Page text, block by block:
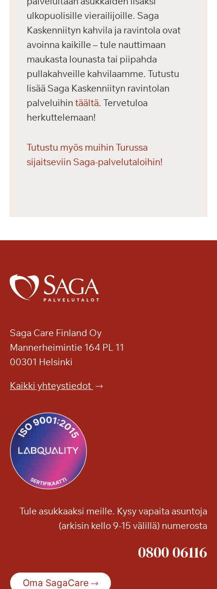
ulkopuolisille vierailijoille. Saga
Kaskenniityn kahvila ja ravintola ovat
avoinna kaikille – tule nauttimaan
maukasta lounasta tai piipahda
pullakahveille kahvilaamme. Tutustu
lisää Saga Kaskenniityn ravintolan
palveluihin täältä. Tervetuloa
herkuttelemaan!
Tutustu myös muihin Turussa
sijaitseviin Saga-palvelutaloihin!
Saga Care Finland Oy
Mannerheimintie 164 PL 11
00301 Helsinki
Kaikki yhteystiedot
Tule asukkaaksi meille. Kysy vapaita asuntoja
(arkisin kello 9-15 välillä) numerosta
0800 06116
Oma SagaCare